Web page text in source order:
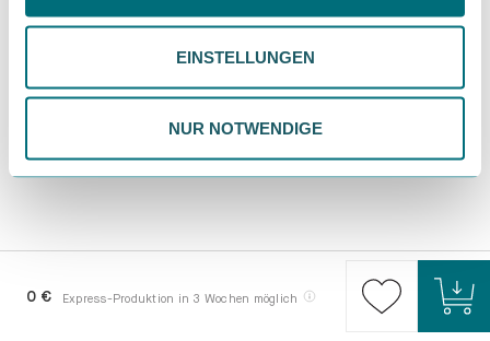
deiner Präferenzen. Du kannst deine Wahl jederzeit
ändern. Weitere Informationen findest du in unserer
Datenschutzrichtlinie.
EINSTELLUNGEN
NUR NOTWENDIGE
0 € Express-Produktion in 3 Wochen möglich